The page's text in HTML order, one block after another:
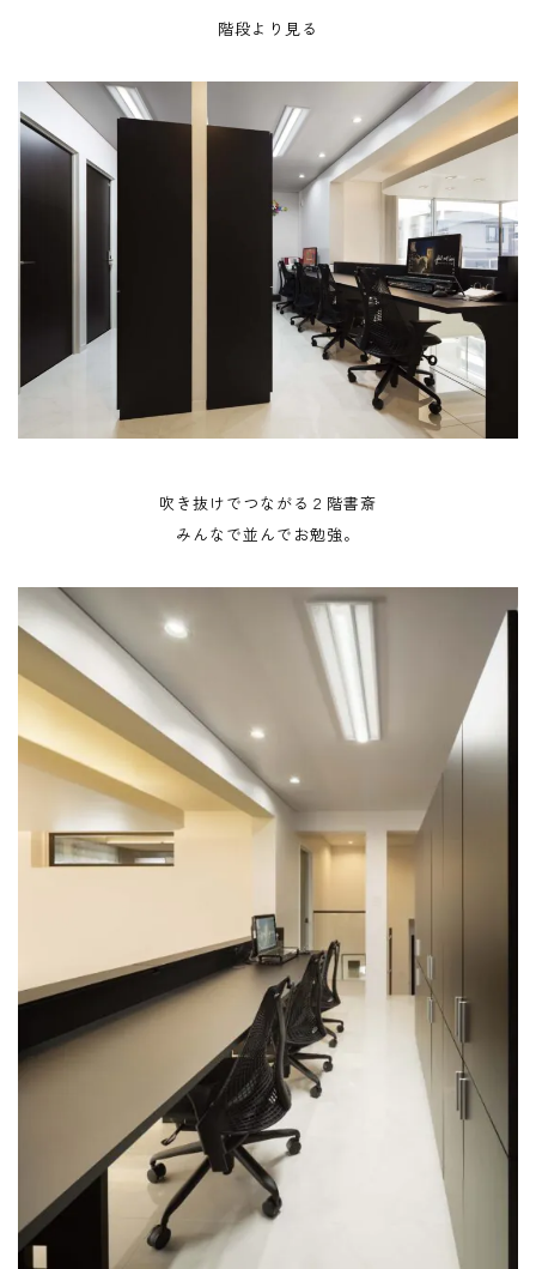
階段より見る
吹き抜けでつながる２階書斎
みんなで並んでお勉強。